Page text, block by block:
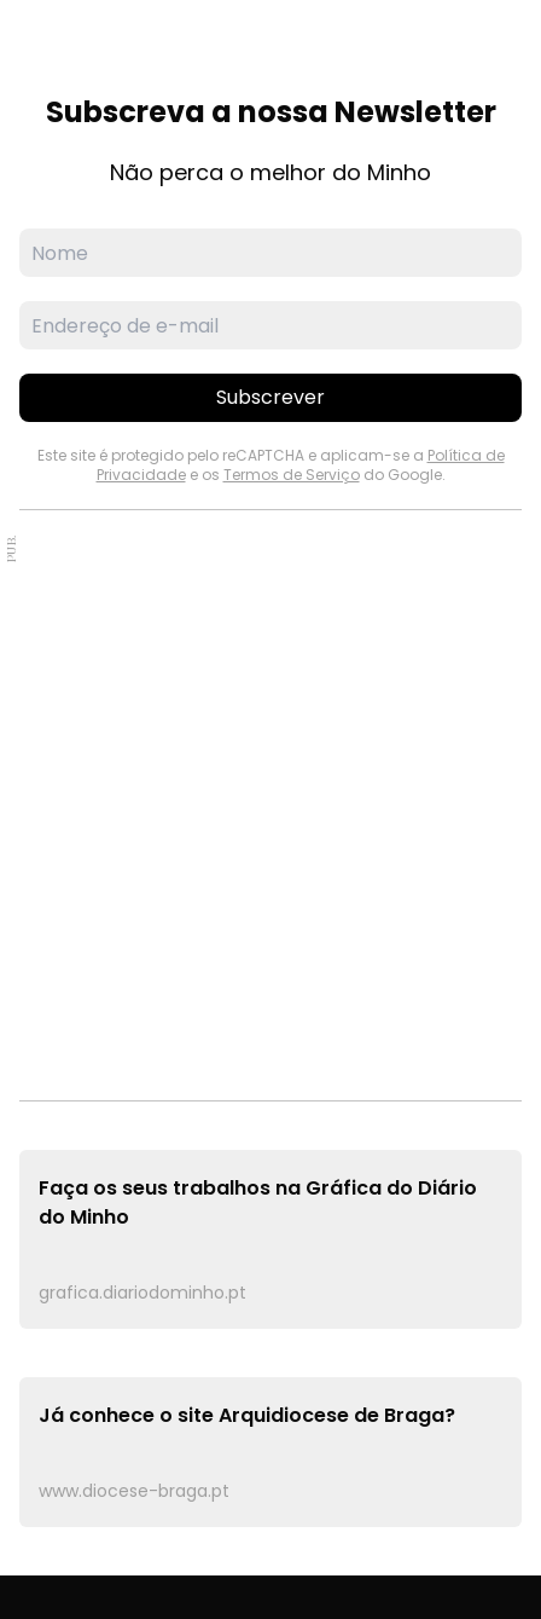
Subscreva a nossa Newsletter
Não perca o melhor do Minho
Subscrever
Este site é protegido pelo reCAPTCHA e aplicam-se a Política de
Privacidadee os Termos de Serviçodo Google.
PUB.
Faça os seus trabalhos na Gráfica do Diário
do Minho
grafica.diariodominho.pt
Já conhece o siteArquidiocese de Braga?
www.diocese-braga.pt